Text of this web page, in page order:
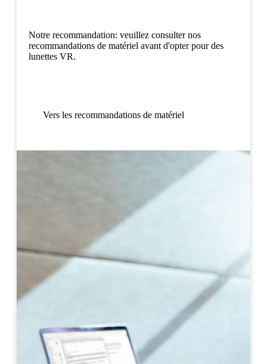
Notre recommandation: veuillez consulter nos
recommandations de matériel avant d'opter pour des
lunettes VR.
Vers les recommandations de matériel